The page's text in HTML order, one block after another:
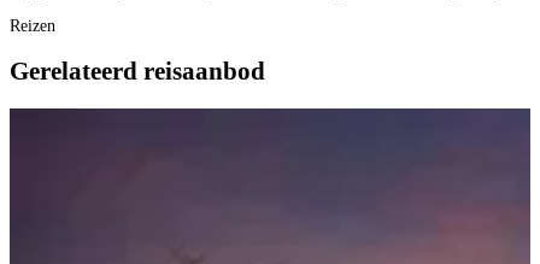
Reizen
Gerelateerd reisaanbod